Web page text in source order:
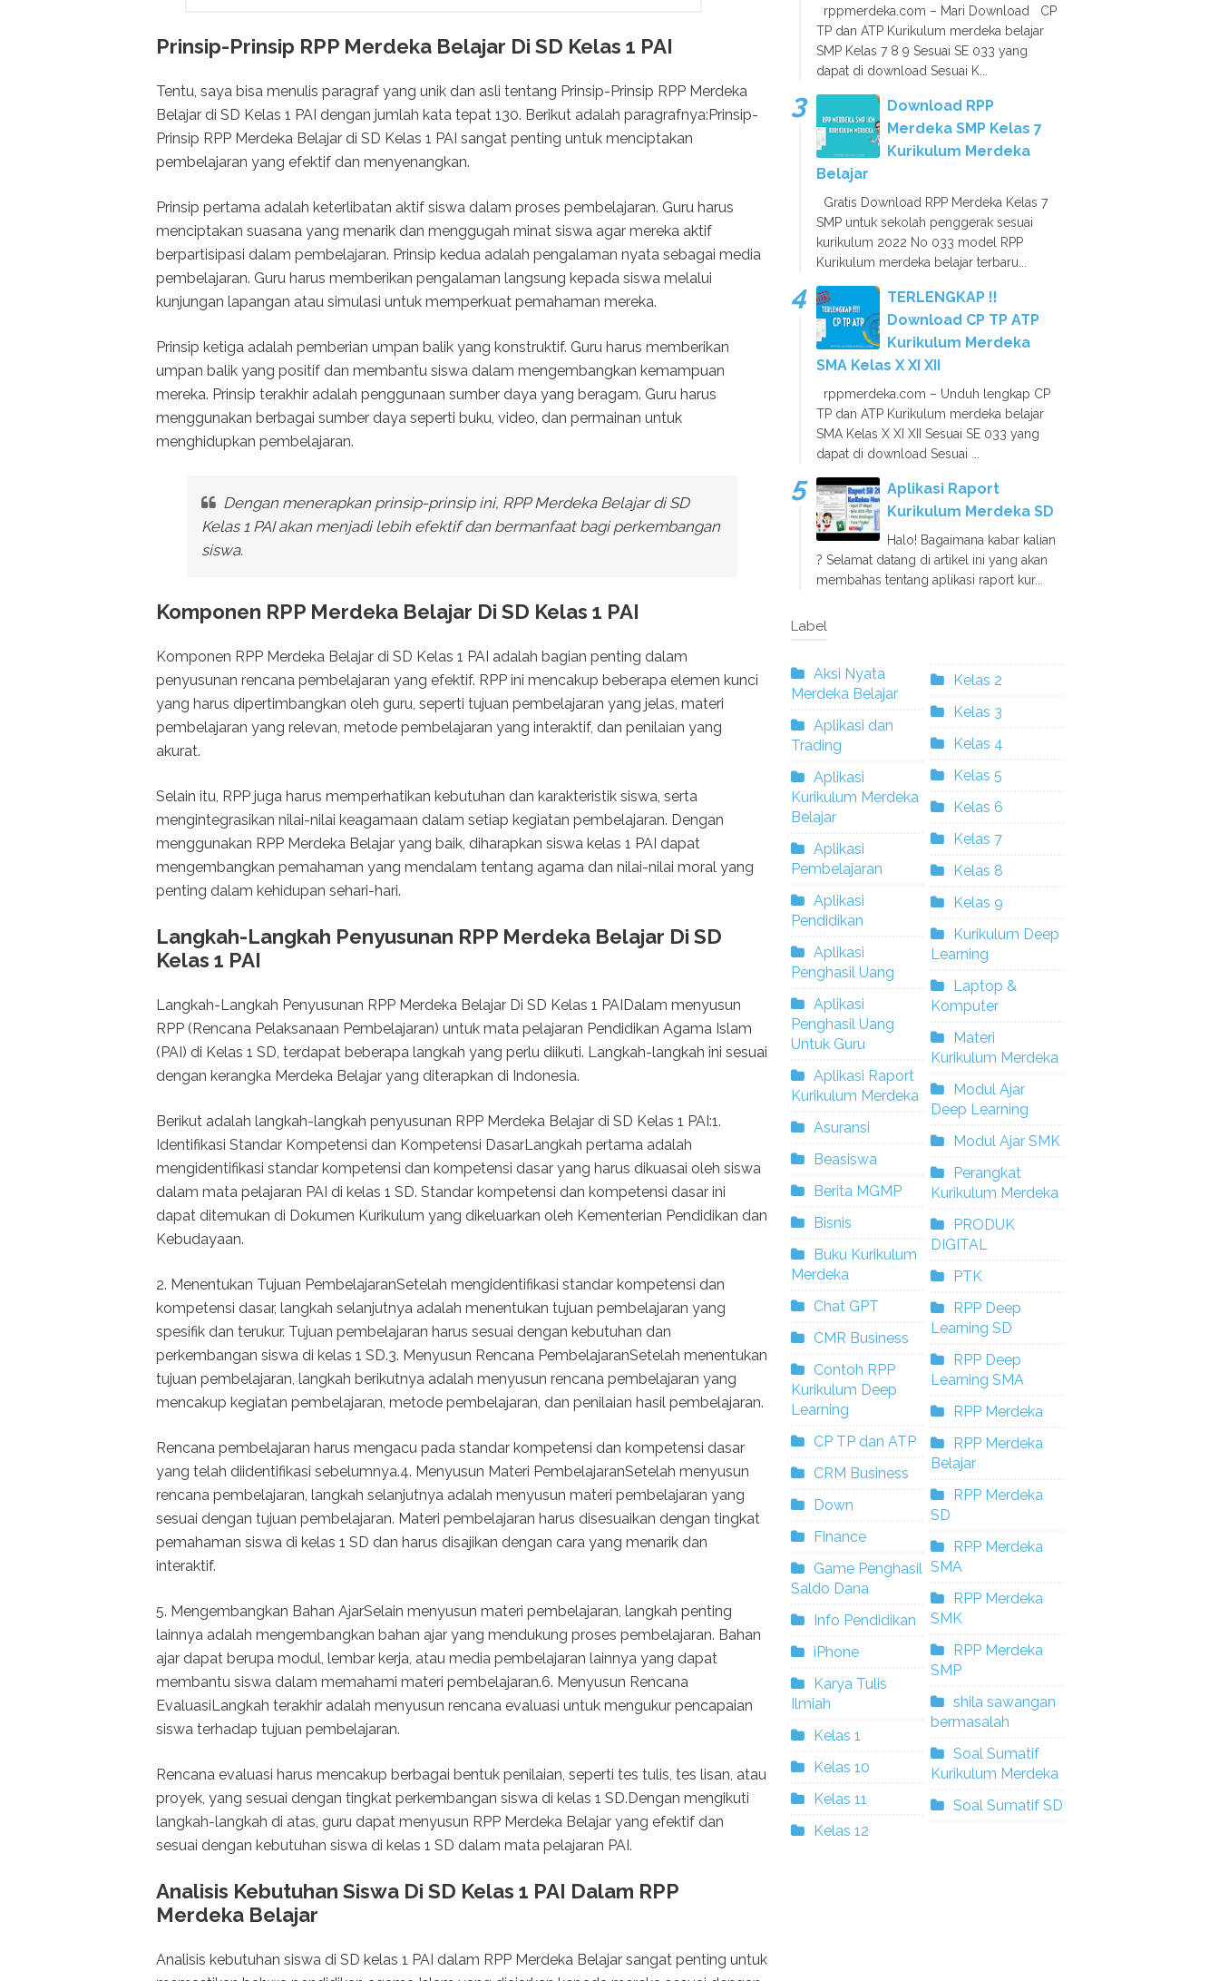
Prinsip-Prinsip RPP Merdeka Belajar Di SD Kelas 1 PAI
Tentu, saya bisa menulis paragraf yang unik dan asli tentang Prinsip-Prinsip RPP Merdeka
Belajar di SD Kelas 1 PAI dengan jumlah kata tepat 130. Berikut adalah paragrafnya:Prinsip-
Prinsip RPP Merdeka Belajar di SD Kelas 1 PAI sangat penting untuk menciptakan
pembelajaran yang efektif dan menyenangkan.
Prinsip pertama adalah keterlibatan aktif siswa dalam proses pembelajaran. Guru harus
menciptakan suasana yang menarik dan menggugah minat siswa agar mereka aktif
berpartisipasi dalam pembelajaran. Prinsip kedua adalah pengalaman nyata sebagai media
pembelajaran. Guru harus memberikan pengalaman langsung kepada siswa melalui
kunjungan lapangan atau simulasi untuk memperkuat pemahaman mereka.
Prinsip ketiga adalah pemberian umpan balik yang konstruktif. Guru harus memberikan
umpan balik yang positif dan membantu siswa dalam mengembangkan kemampuan
mereka. Prinsip terakhir adalah penggunaan sumber daya yang beragam. Guru harus
menggunakan berbagai sumber daya seperti buku, video, dan permainan untuk
menghidupkan pembelajaran.
Dengan menerapkan prinsip-prinsip ini, RPP Merdeka Belajar di SD
Kelas 1 PAI akan menjadi lebih efektif dan bermanfaat bagi perkembangan
siswa.
Komponen RPP Merdeka Belajar Di SD Kelas 1 PAI
Komponen RPP Merdeka Belajar di SD Kelas 1 PAI adalah bagian penting dalam
penyusunan rencana pembelajaran yang efektif. RPP ini mencakup beberapa elemen kunci
yang harus dipertimbangkan oleh guru, seperti tujuan pembelajaran yang jelas, materi
pembelajaran yang relevan, metode pembelajaran yang interaktif, dan penilaian yang
akurat.
Selain itu, RPP juga harus memperhatikan kebutuhan dan karakteristik siswa, serta
mengintegrasikan nilai-nilai keagamaan dalam setiap kegiatan pembelajaran. Dengan
menggunakan RPP Merdeka Belajar yang baik, diharapkan siswa kelas 1 PAI dapat
mengembangkan pemahaman yang mendalam tentang agama dan nilai-nilai moral yang
penting dalam kehidupan sehari-hari.
Langkah-Langkah Penyusunan RPP Merdeka Belajar Di SD
Kelas 1 PAI
Langkah-Langkah Penyusunan RPP Merdeka Belajar Di SD Kelas 1 PAIDalam menyusun
RPP (Rencana Pelaksanaan Pembelajaran) untuk mata pelajaran Pendidikan Agama Islam
(PAI) di Kelas 1 SD, terdapat beberapa langkah yang perlu diikuti. Langkah-langkah ini sesuai
dengan kerangka Merdeka Belajar yang diterapkan di Indonesia.
Berikut adalah langkah-langkah penyusunan RPP Merdeka Belajar di SD Kelas 1 PAI:1.
Identifikasi Standar Kompetensi dan Kompetensi DasarLangkah pertama adalah
mengidentifikasi standar kompetensi dan kompetensi dasar yang harus dikuasai oleh siswa
dalam mata pelajaran PAI di kelas 1 SD. Standar kompetensi dan kompetensi dasar ini
dapat ditemukan di Dokumen Kurikulum yang dikeluarkan oleh Kementerian Pendidikan dan
Kebudayaan.
2. Menentukan Tujuan PembelajaranSetelah mengidentifikasi standar kompetensi dan
kompetensi dasar, langkah selanjutnya adalah menentukan tujuan pembelajaran yang
spesifik dan terukur. Tujuan pembelajaran harus sesuai dengan kebutuhan dan
perkembangan siswa di kelas 1 SD.3. Menyusun Rencana PembelajaranSetelah menentukan
tujuan pembelajaran, langkah berikutnya adalah menyusun rencana pembelajaran yang
mencakup kegiatan pembelajaran, metode pembelajaran, dan penilaian hasil pembelajaran.
Rencana pembelajaran harus mengacu pada standar kompetensi dan kompetensi dasar
yang telah diidentifikasi sebelumnya.4. Menyusun Materi PembelajaranSetelah menyusun
rencana pembelajaran, langkah selanjutnya adalah menyusun materi pembelajaran yang
sesuai dengan tujuan pembelajaran. Materi pembelajaran harus disesuaikan dengan tingkat
pemahaman siswa di kelas 1 SD dan harus disajikan dengan cara yang menarik dan
interaktif.
5. Mengembangkan Bahan AjarSelain menyusun materi pembelajaran, langkah penting
lainnya adalah mengembangkan bahan ajar yang mendukung proses pembelajaran. Bahan
ajar dapat berupa modul, lembar kerja, atau media pembelajaran lainnya yang dapat
membantu siswa dalam memahami materi pembelajaran.6. Menyusun Rencana
EvaluasiLangkah terakhir adalah menyusun rencana evaluasi untuk mengukur pencapaian
siswa terhadap tujuan pembelajaran.
Rencana evaluasi harus mencakup berbagai bentuk penilaian, seperti tes tulis, tes lisan, atau
proyek, yang sesuai dengan tingkat perkembangan siswa di kelas 1 SD.Dengan mengikuti
langkah-langkah di atas, guru dapat menyusun RPP Merdeka Belajar yang efektif dan
sesuai dengan kebutuhan siswa di kelas 1 SD dalam mata pelajaran PAI.
Analisis Kebutuhan Siswa Di SD Kelas 1 PAI Dalam RPP
Merdeka Belajar
Analisis kebutuhan siswa di SD kelas 1 PAI dalam RPP Merdeka Belajar sangat penting untuk
rppmerdeka.com – Mari Download CP
TP dan ATP Kurikulum merdeka belajar
SMP Kelas 7 8 9 Sesuai SE 033 yang
dapat di download Sesuai K...
Download RPP
Merdeka SMP Kelas 7
Kurikulum Merdeka
Belajar
Gratis Download RPP Merdeka Kelas 7
SMP untuk sekolah penggerak sesuai
kurikulum 2022 No 033 model RPP
Kurikulum merdeka belajar terbaru...
TERLENGKAP !!
Download CP TP ATP
Kurikulum Merdeka
SMA Kelas X XI XII
rppmerdeka.com – Unduh lengkap CP
TP dan ATP Kurikulum merdeka belajar
SMA Kelas X XI XII Sesuai SE 033 yang
dapat di download Sesuai ...
Aplikasi Raport
Kurikulum Merdeka SD
Halo! Bagaimana kabar kalian
? Selamat datang di artikel ini yang akan
membahas tentang aplikasi raport kur...
Label
Aksi Nyata
Merdeka Belajar
Aplikasi dan
Trading
Aplikasi
Kurikulum Merdeka
Belajar
Aplikasi
Pembelajaran
Aplikasi
Pendidikan
Aplikasi
Penghasil Uang
Aplikasi
Penghasil Uang
Untuk Guru
Aplikasi Raport
Kurikulum Merdeka
Asuransi
Beasiswa
Berita MGMP
Bisnis
Buku Kurikulum
Merdeka
Chat GPT
CMR Business
Contoh RPP
Kurikulum Deep
Learning
CP TP dan ATP
CRM Business
Down
Finance
Game Penghasil
Saldo Dana
Info Pendidikan
iPhone
Karya Tulis
Ilmiah
Kelas 1
Kelas 10
Kelas 11
Kelas 12
Kelas 2
Kelas 3
Kelas 4
Kelas 5
Kelas 6
Kelas 7
Kelas 8
Kelas 9
Kurikulum Deep
Learning
Laptop &
Komputer
Materi
Kurikulum Merdeka
Modul Ajar
Deep Learning
Modul Ajar SMK
Perangkat
Kurikulum Merdeka
PRODUK
DIGITAL
PTK
RPP Deep
Learning SD
RPP Deep
Learning SMA
RPP Merdeka
RPP Merdeka
Belajar
RPP Merdeka
SD
RPP Merdeka
SMA
RPP Merdeka
SMK
RPP Merdeka
SMP
shila sawangan
bermasalah
Soal Sumatif
Kurikulum Merdeka
Soal Sumatif SD